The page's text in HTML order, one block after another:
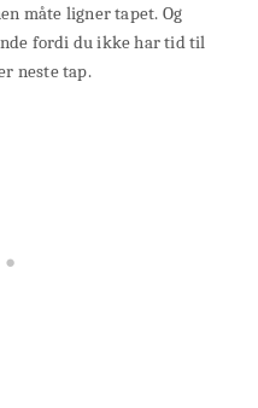
måte ligner tapet. Og
fordi du ikke har tid til
neste tap.